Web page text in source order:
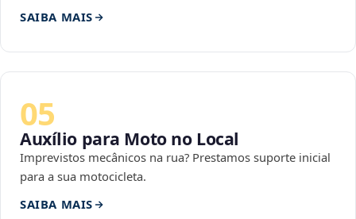
SAIBA MAIS
05
Auxílio para Moto no Local
Imprevistos mecânicos na rua? Prestamos suporte inicial
para a sua motocicleta.
SAIBA MAIS